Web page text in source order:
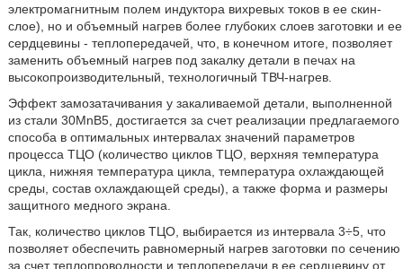
электромагнитным полем индуктора вихревых токов в ее скин-
слое), но и объемный нагрев более глубоких слоев заготовки и ее
сердцевины - теплопередачей, что, в конечном итоге, позволяет
заменить объемный нагрев под закалку детали в печах на
высокопроизводительный, технологичный ТВЧ-нагрев.
Эффект замозатачивания у закаливаемой детали, выполненной
из стали 30MnB5, достигается за счет реализации предлагаемого
способа в оптимальных интервалах значений параметров
процесса ТЦО (количество циклов ТЦО, верхняя температура
цикла, нижняя температура цикла, температура охлаждающей
среды, состав охлаждающей среды), а также форма и размеры
защитного медного экрана.
Так, количество циклов ТЦО, выбирается из интервала 3÷5, что
позволяет обеспечить равномерный нагрев заготовки по сечению
за счет теплопроводности и теплопередачи в ее сердцевину от